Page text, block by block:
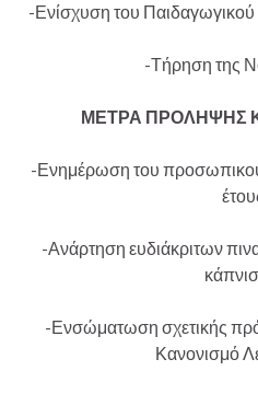
-Ενίσχυση του
-Τήρηση της
ΜΕΤΡΑ ΠΡΟΛΗΨΗΣ
-Ενημέρωση του
-Ανάρτηση ευδιάκριτων
-Ενσώματωση σχετικής
Κανονισμό